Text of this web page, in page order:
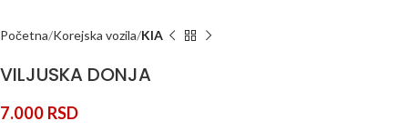
Početna Korejska vozila KIA
VILJUSKA DONJA
7.000 RSD